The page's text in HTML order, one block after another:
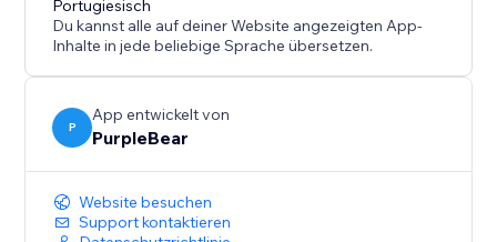
erleben Sie die Ergebnisse.
Portugiesisch
Du kannst alle auf deiner Website angezeigten App-
Inhalte in jede beliebige Sprache übersetzen.
P
App entwickelt von
PurpleBear
Website besuchen
Support kontaktieren